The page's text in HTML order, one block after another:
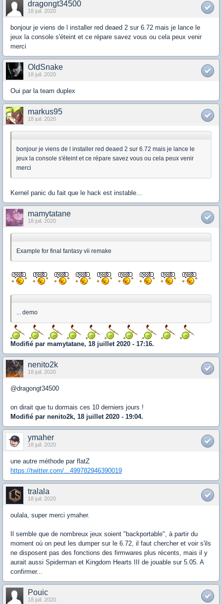
dragongt34500
18 juil. 2020
bonjour je viens de l installer red deaed 2 sur 6.72 mais je lance le
jeux la console s'éteint et ce répare savez vous ou cela peux venir
merci
OldSnake
18 juil. 2020
Oui par la team duplex
markus95
18 juil. 2020
bonjour je viens de l installer red deaed 2 sur 6.72 mais je lance le
jeux la console s'éteint et ce répare savez vous ou cela peux venir
merci
Kernel panic du fait que le hack est instable...
mamytatane
18 juil. 2020
Example for final fantasy vii remake
... demo
Modifié par mamytatane, 18 juillet 2020 - 17:16.
nenito2k
18 juil. 2020
@dragongt34500
on dirait que tu dormais ces 10 derniers jours !
Modifié par nenito2k, 18 juillet 2020 - 19:04.
ymaher
18 juil. 2020
une autre méthode par flatZ
https://twitter.com/...499782946390019
tralala
18 juil. 2020
oulala, super merci ymaher.
Il semble que de nombreux jeux soient "backportable", à partir du
moment où on peut les dumper sur le 6.72, il faut chercher et voir s'ils
ne disposent pas des fonctions des firmwares plus récents, mais il y
aurait aussi Spiderman et Kingdom Hearts III de jouable sur 5.05. A
confirmer...
Pouic
18 juil. 2020